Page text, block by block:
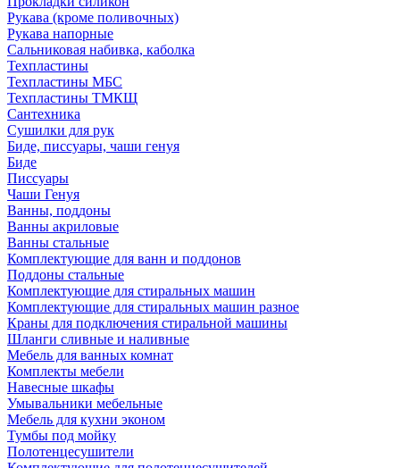
Рукава (кроме поливочных)
Рукава напорные
Сальниковая набивка, каболка
Техпластины
Техпластины МБС
Техпластины ТМКЩ
Сантехника
Сушилки для рук
Биде, писсуары, чаши генуя
Биде
Писсуары
Чаши Генуя
Ванны, поддоны
Ванны акриловые
Ванны стальные
Комплектующие для ванн и поддонов
Поддоны стальные
Комплектующие для стиральных машин
Комплектующие для стиральных машин разное
Краны для подключения стиральной машины
Шланги сливные и наливные
Мебель для ванных комнат
Комплекты мебели
Навесные шкафы
Умывальники мебельные
Мебель для кухни эконом
Тумбы под мойку
Полотенцесушители